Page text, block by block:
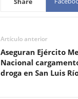
Artículo anterior
Aseguran Ejército
Nacional
droga en San Luis